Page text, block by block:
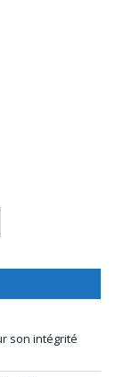
son intégrité